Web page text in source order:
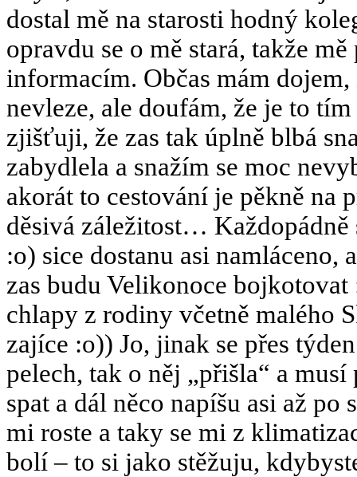
dostal mě na starosti hodný
opravdu se o mě stará, takže
informacím. Občas mám
nevleze, ale doufám, že je to
zjišťuji, že zas tak úplně blbá
zabydlela a snažím se moc
akorát to cestování je pěkně na
děsivá záležitost… Každopádně
:o) sice dostanu asi
zas budu Velikonoce
chlapy z rodiny včetně malého
zajíce :o)) Jo, jinak se přes
pelech, tak o něj „přišla“ a
spat a dál něco napíšu asi až
mi roste a taky se mi z
bolí – to si jako stěžuju,